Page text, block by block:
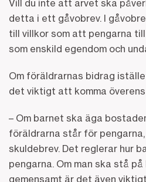
Vill du inte att arvet ska
detta i ett gåvobrev. I
till villkor som att pengarna
som enskild egendom och
Om föräldrarnas bidrag
det viktigt att komma överens
– Om barnet ska äga
föräldrarna står för
skuldebrev. Det reglerar hur
pengarna. Om man ska stå
gemensamt är det även